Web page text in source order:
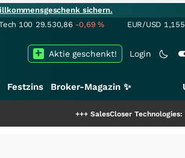
sichern.
100 29.530,86 -0,69% EUR/USD
Login
Aktie geschenkt!
Festzins Broker-Magazin ✨
SalesCloser Technologies: